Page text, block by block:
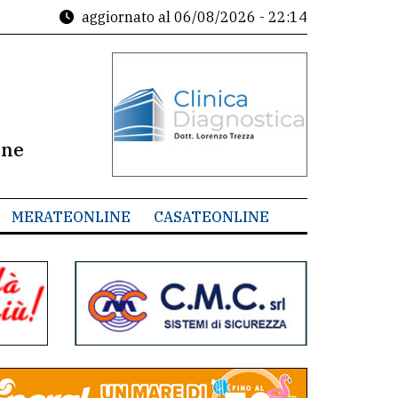
aggiornato al 06/08/2026 - 22:14
MERATEONLINE CASATEONLINE